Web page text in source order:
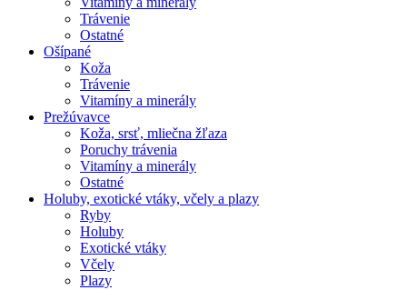
Trávenie
Ostatné
Ošípané
Koža
Trávenie
Vitamíny a minerály
Prežúvavce
Koža, srsť, mliečna žľaza
Poruchy trávenia
Vitamíny a minerály
Ostatné
Holuby, exotické vtáky, včely a plazy
Ryby
Holuby
Exotické vtáky
Včely
Plazy